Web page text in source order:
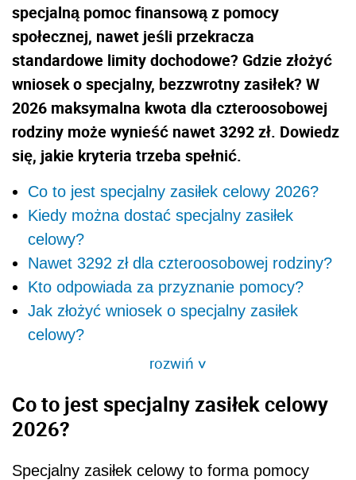
specjalną pomoc finansową z pomocy
społecznej, nawet jeśli przekracza
standardowe limity dochodowe? Gdzie złożyć
wniosek o specjalny, bezzwrotny zasiłek? W
2026 maksymalna kwota dla czteroosobowej
rodziny może wynieść nawet 3292 zł. Dowiedz
się, jakie kryteria trzeba spełnić.
Co to jest specjalny zasiłek celowy 2026?
Kiedy można dostać specjalny zasiłek
celowy?
Nawet 3292 zł dla czteroosobowej rodziny?
Kto odpowiada za przyznanie pomocy?
Jak złożyć wniosek o specjalny zasiłek
celowy?
rozwiń>
Co to jest specjalny zasiłek celowy
2026?
Specjalny zasiłek celowy to forma pomocy